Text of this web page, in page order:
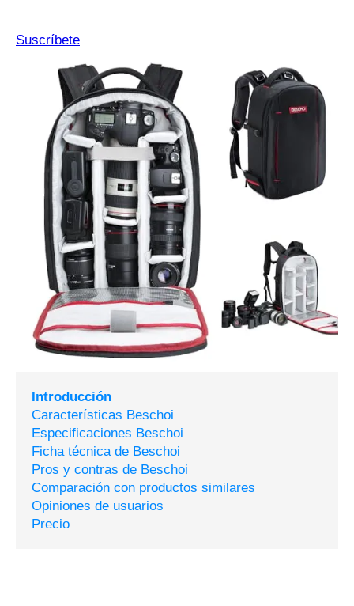
Suscríbete
Introducción
Características Beschoi
Especificaciones Beschoi
Ficha técnica de Beschoi
Pros y contras de Beschoi
Comparación con productos similares
Opiniones de usuarios
Precio